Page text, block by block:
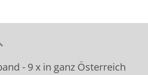
- 9 x in ganz Österreich